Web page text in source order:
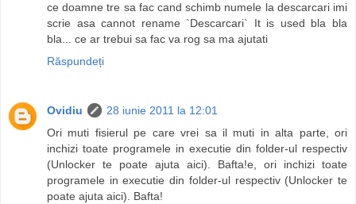
ce doamne tre sa fac cand schimb numele la descarcari imi
scrie asa cannot rename `Descarcari` It is used bla bla
bla... ce ar trebui sa fac va rog sa ma ajutati
Răspundeți
Ovidiu
28 iunie 2011 la 12:01
Ori muti fisierul pe care vrei sa il muti in alta parte, ori
inchizi toate programele in executie din folder-ul respectiv
(Unlocker te poate ajuta aici). Bafta!e, ori inchizi toate
programele in executie din folder-ul respectiv (Unlocker te
poate ajuta aici). Bafta!